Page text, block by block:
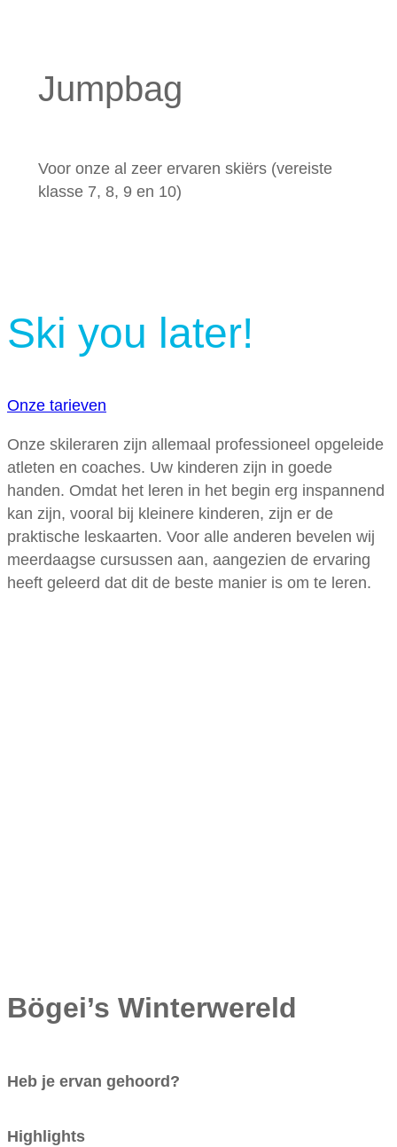
Jumpbag
Voor onze al zeer ervaren skiërs (vereiste
klasse 7, 8, 9 en 10)
Ski you later!
Onze tarieven
Onze skileraren zijn allemaal professioneel opgeleide
atleten en coaches. Uw kinderen zijn in goede
handen. Omdat het leren in het begin erg inspannend
kan zijn, vooral bij kleinere kinderen, zijn er de
praktische leskaarten. Voor alle anderen bevelen wij
meerdaagse cursussen aan, aangezien de ervaring
heeft geleerd dat dit de beste manier is om te leren.
Bögei’s Winterwereld
Heb je ervan gehoord?
Highlights